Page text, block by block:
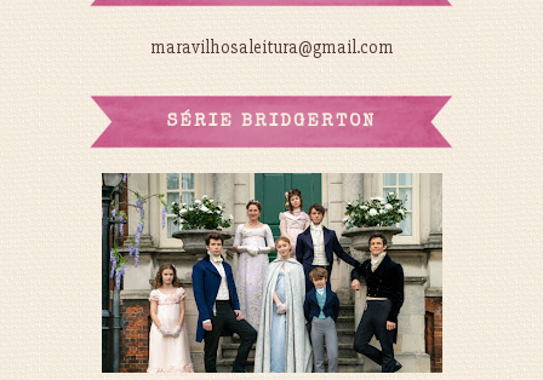
maravilhosaleitura@gmail.com
SÉRIE BRIDGERTON